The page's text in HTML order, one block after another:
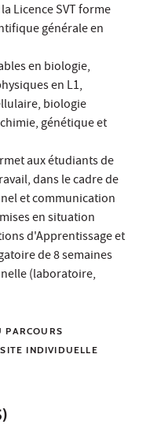
Licence SVT forme
générale en
en biologie,
en L1,
biologie
génétique et
aux étudiants de
dans le cadre de
et communication
en situation
d'Apprentissage et
de 8 semaines
(laboratoire,
PARCOURS
INDIVIDUELLE